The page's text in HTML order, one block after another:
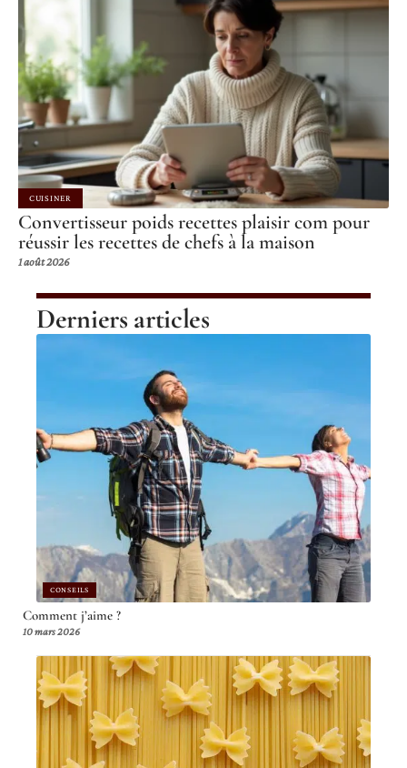
CUISINER
Convertisseur poids recettes plaisir com pour
réussir les recettes de chefs à la maison
1 août 2026
Derniers articles
CONSEILS
Comment j’aime ?
10 mars 2026